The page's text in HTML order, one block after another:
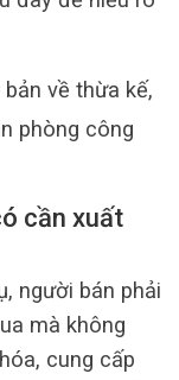
về thừa kế,
phòng công
cần xuất
người bán phải
mà không
cung cấp